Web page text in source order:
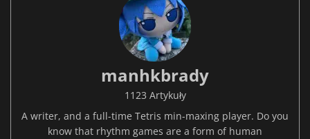
manhkbrady
1123 Artykuły
A writer, and a full-time Tetris min-maxing player. Do you
know that rhythm games are a form of human